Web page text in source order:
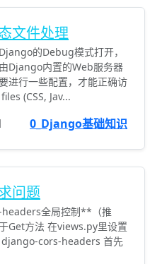
文件处理
的Debug模式打开，
Django内置的Web服务器
进行一些配置，才能正确访
(CSS, Jav...
0_Django基础知识
问题
全局控制**（推
Get方法 在views.py里设置
django-cors-headers 首先